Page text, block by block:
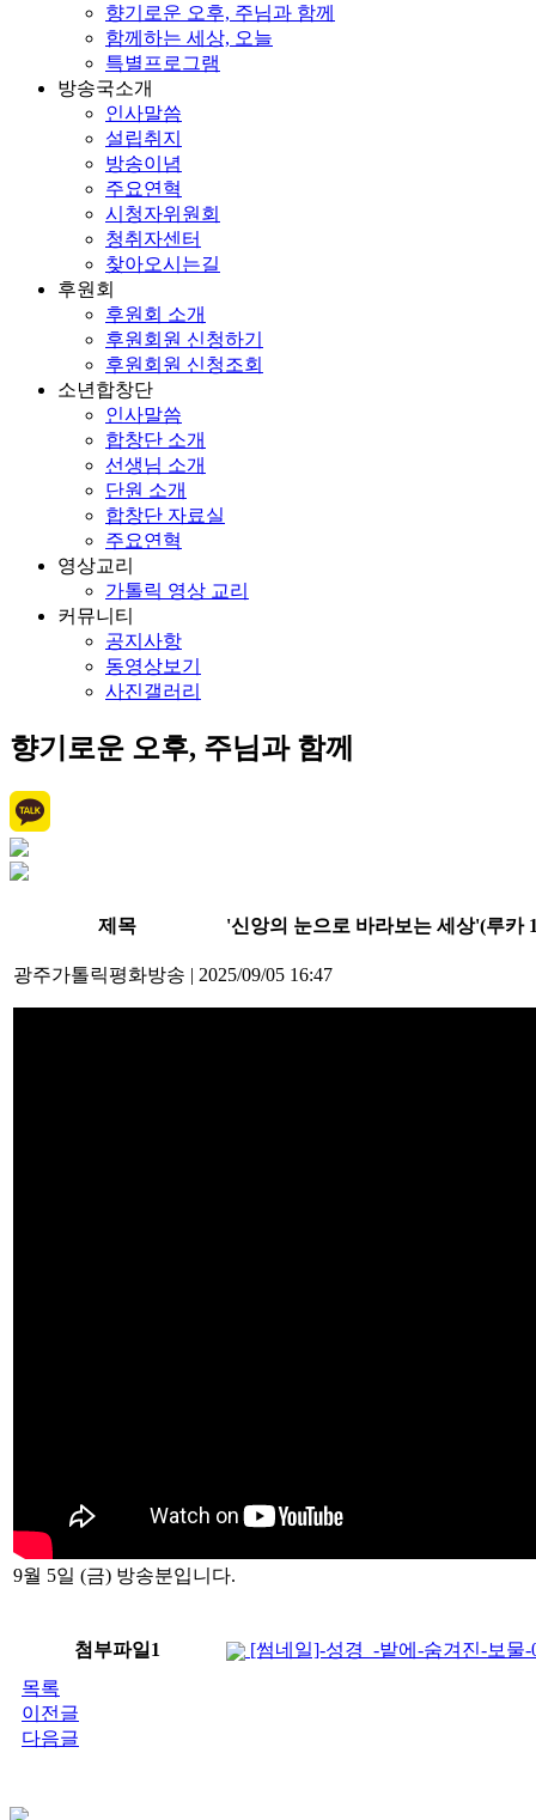
향기로운 오후, 주님과 함께
함께하는 세상, 오늘
특별프로그램
방송국소개
인사말씀
설립취지
방송이념
주요연혁
시청자위원회
청취자센터
찾아오시는길
후원회
후원회 소개
후원회원 신청하기
후원회원 신청조회
소년합창단
인사말씀
합창단 소개
선생님 소개
단원 소개
합창단 자료실
주요연혁
영상교리
가톨릭 영상 교리
커뮤니티
공지사항
동영상보기
사진갤러리
향기로운 오후, 주님과 함께
제목 '신앙의 눈으로 바라보는 세상'(루카
광주가톨릭평화방송 | 2025/09/05 16:47
9월 5일 (금) 방송분입니다.
첨부파일1
[썸네일]-성경_-밭에-숨겨진-보물-
목록
이전글
다음글